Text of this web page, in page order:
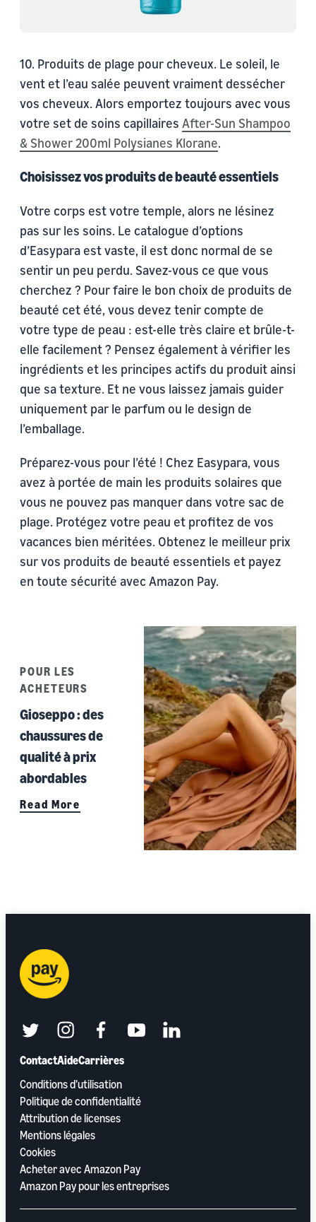
10. Produits de plage pour cheveux. Le soleil, le
vent et l’eau salée peuvent vraiment dessécher
vos cheveux. Alors emportez toujours avec vous
votre set de soins capillaires After-Sun Shampoo
& Shower 200ml Polysianes Klorane.
Choisissez vos produits de beauté essentiels
Votre corps est votre temple, alors ne lésinez
pas sur les soins. Le catalogue d’options
d’Easypara est vaste, il est donc normal de se
sentir un peu perdu. Savez-vous ce que vous
cherchez ? Pour faire le bon choix de produits de
beauté cet été, vous devez tenir compte de
votre type de peau : est-elle très claire et brûle-t-
elle facilement ? Pensez également à vérifier les
ingrédients et les principes actifs du produit ainsi
que sa texture. Et ne vous laissez jamais guider
uniquement par le parfum ou le design de
l’emballage.
Préparez-vous pour l’été ! Chez Easypara, vous
avez à portée de main les produits solaires que
vous ne pouvez pas manquer dans votre sac de
plage. Protégez votre peau et profitez de vos
vacances bien méritées. Obtenez le meilleur prix
sur vos produits de beauté essentiels et payez
en toute sécurité avec Amazon Pay.
POUR LES
ACHETEURS
Gioseppo : des
chaussures de
qualité à prix
abordables
Read More
ContactAideCarrières
Conditions d’utilisation
Politique de confidentialité
Attribution de licenses
Mentions légales
Cookies
Acheter avec Amazon Pay
Amazon Pay pour les entreprises
twitterinstagramfacebookyoutubelinkedin